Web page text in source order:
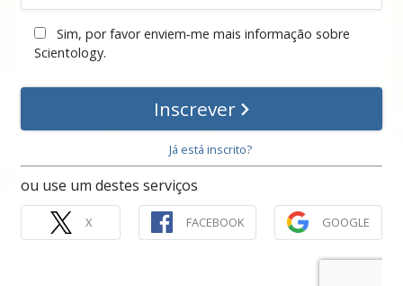
Sim, por favor enviem‑me mais informação sobre
Scientology.
Inscrever
Já está inscrito?
ou use um destes serviços
X FACEBOOK GOOGLE